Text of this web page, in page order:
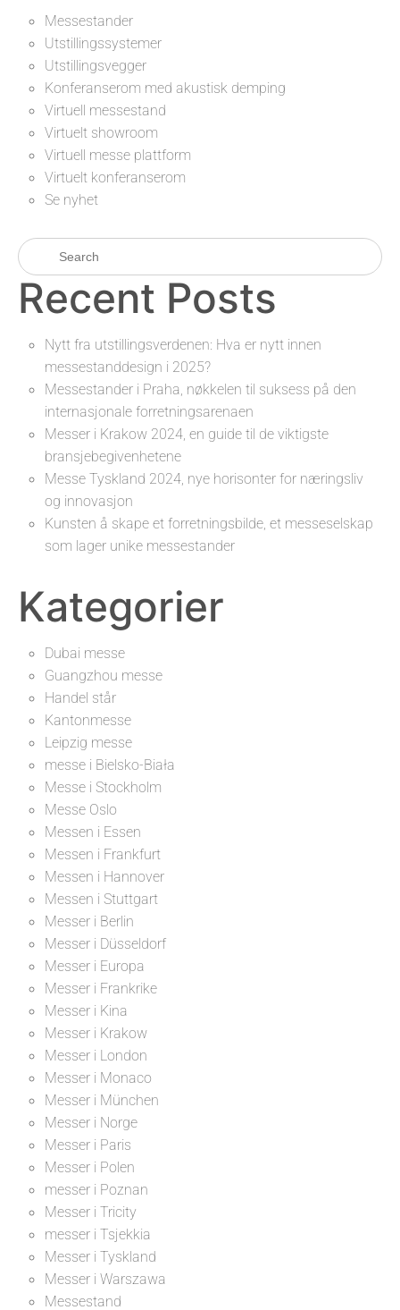
Messestander
Utstillingssystemer
Utstillingsvegger
Konferanserom med akustisk demping
Virtuell messestand
Virtuelt showroom
Virtuell messe plattform
Virtuelt konferanserom
Se nyhet
Recent Posts
Nytt fra utstillingsverdenen: Hva er nytt innen
messestanddesign i 2025?
Messestander i Praha, nøkkelen til suksess på den
internasjonale forretningsarenaen
Messer i Krakow 2024, en guide til de viktigste
bransjebegivenhetene
Messe Tyskland 2024, nye horisonter for næringsliv
og innovasjon
Kunsten å skape et forretningsbilde, et messeselskap
som lager unike messestander
Kategorier
Dubai messe
Guangzhou messe
Handel står
Kantonmesse
Leipzig messe
messe i Bielsko-Biała
Messe i Stockholm
Messe Oslo
Messen i Essen
Messen i Frankfurt
Messen i Hannover
Messen i Stuttgart
Messer i Berlin
Messer i Düsseldorf
Messer i Europa
Messer i Frankrike
Messer i Kina
Messer i Krakow
Messer i London
Messer i Monaco
Messer i München
Messer i Norge
Messer i Paris
Messer i Polen
messer i Poznan
Messer i Tricity
messer i Tsjekkia
Messer i Tyskland
Messer i Warszawa
Messestand